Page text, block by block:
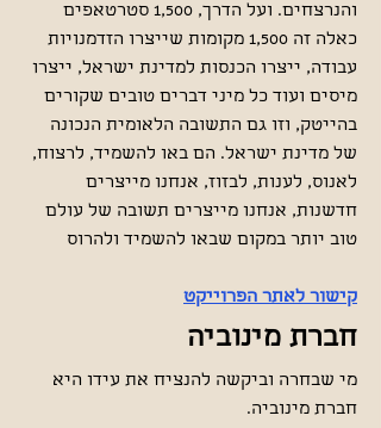
והנרצחים. ועל הדרך, 1,500 סטרטאפים
כאלה זה 1,500 מקומות שייצרו הזדמנויות
עבודה, ייצרו הכנסות למדינת ישראל, ייצרו
מיסים ועוד כל מיני דברים טובים שקורים
בהייטק, וזו גם התשובה הלאומית הנכונה
של מדינת ישראל. הם באו להשמיד, לרצוח,
לאנוס, לענות, לבזוז, אנחנו מייצרים
חדשנות, אנחנו מייצרים תשובה של עולם
טוב יותר במקום שבאו להשמיד ולהרוס
קישור לאתר הפרוייקט
חברת מינוביה
מי שבחרה וביקשה להנציח את עידו היא
חברת מינוביה.